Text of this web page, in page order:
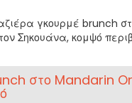
γκουρμέ brunch
Σηκουάνα, κομψό
στο Mandarin